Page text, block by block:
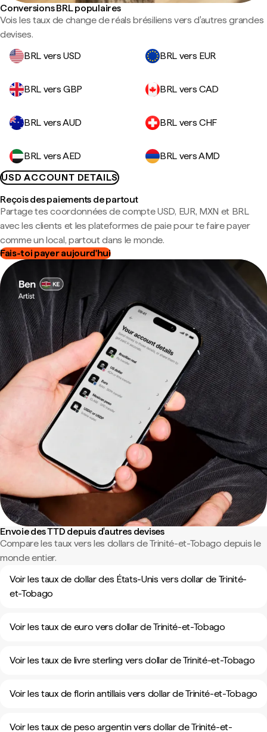
Conversions BRL populaires
Vois les taux de change de réals brésiliens vers d'autres grandes
devises.
BRL vers USD
BRL vers EUR
BRL vers GBP BRL vers CAD
BRL vers AUD BRL vers CHF
BRL vers AED
BRL vers AMD
USD ACCOUNT DETAILS
Reçois des paiements de partout
Partage tes coordonnées de compte USD, EUR, MXN et BRL
avec les clients et les plateformes de paie pour te faire payer
comme un local, partout dans le monde.
Fais-toi payer aujourd'hui
Envoie des TTD depuis d'autres devises
Compare les taux vers les dollars de Trinité-et-Tobago depuis le
monde entier.
Voir les taux de dollar des États-Unis vers dollar de Trinité-
et-Tobago
Voir les taux de euro vers dollar de Trinité-et-Tobago
Voir les taux de livre sterling vers dollar de Trinité-et-Tobago
Voir les taux de florin antillais vers dollar de Trinité-et-Tobago
Voir les taux de peso argentin vers dollar de Trinité-et-